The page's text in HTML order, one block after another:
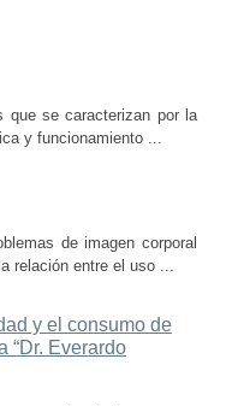
que se caracterizan por la
y funcionamiento ...
de imagen corporal
relación entre el uso ...
y el consumo de
“Dr. Everardo